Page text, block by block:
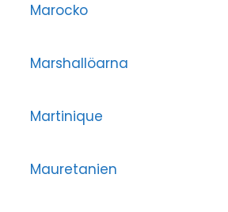
Marocko
Marshallöarna
Martinique
Mauretanien